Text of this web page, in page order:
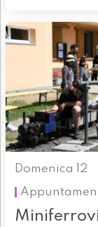
Domenica 12